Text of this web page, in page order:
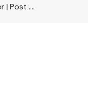
| Post ….